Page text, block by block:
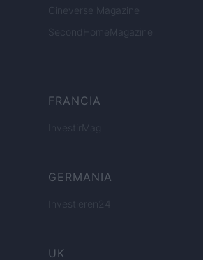
Cineverse Magazine
SecondHomeMagazine
FRANCIA
InvestirMag
GERMANIA
Investieren24
UK